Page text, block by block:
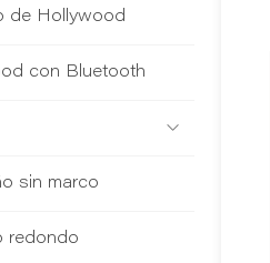
de Hollywood
con Bluetooth
sin marco
redondo